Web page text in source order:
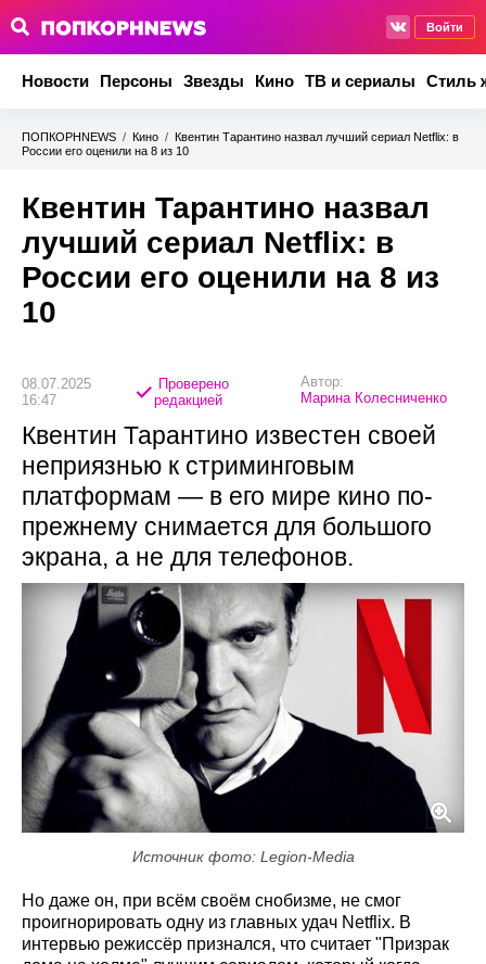
Войти
Новости Персоны Звезды Кино ТВ и сериалы Стиль
ПОПКОРНNEWS / Кино / Квентин Тарантино назвал лучший сериал Netflix: в
России его оценили на 8 из 10
Квентин Тарантино назвал
лучший сериал Netflix: в
России его оценили на 8 из
10
08.07.2025
16:47
Проверено
редакцией
Автор:
Марина Колесниченко
Квентин Тарантино известен своей
неприязнью к стриминговым
платформам — в его мире кино по-
прежнему снимается для большого
экрана, а не для телефонов.
Источник фото: Legion-Media
Но даже он, при всём своём снобизме, не смог
проигнорировать одну из главных удач Netflix. В
интервью режиссёр признался, что считает "Призрак